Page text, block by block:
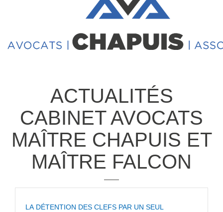
ACTUALITÉS
CABINET AVOCATS
MAÎTRE CHAPUIS ET
MAÎTRE FALCON
LA DÉTENTION DES CLEFS PAR UN SEUL